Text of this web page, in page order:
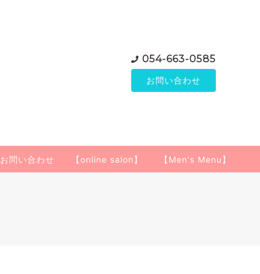
054-663-0585
お問い合わせ
お問い合わせ 【online salon】 【Men's Menu】